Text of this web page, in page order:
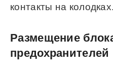
контакты на колодках.
Размещение
предохранителей